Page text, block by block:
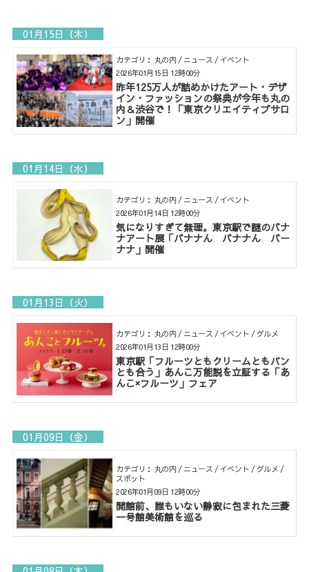
01月15日（木）
カテゴリ： 丸の内 / ニュース / イベント
昨年125万人が詰めかけたアート・デザ
イン・ファッションの祭典が今年も丸の
内＆渋谷で！「東京クリエイティブサロ
ン」開催
2026年01月15日 12時00分
01月14日（水）
カテゴリ： 丸の内 / ニュース / イベント
気になりすぎて無理。東京駅で謎のバナ
ナアート展「バナナん バナナん バー
ナナ」開催
2026年01月14日 12時00分
01月13日（火）
カテゴリ： 丸の内 / ニュース / イベント / グルメ
東京駅「フルーツともクリームともパン
とも合う」あんこ万能説を立証する「あ
んこ×フルーツ」フェア
2026年01月13日 12時00分
01月09日（金）
カテゴリ： 丸の内 / ニュース / イベント / グルメ /
スポット
開館前、誰もいない静寂に包まれた三菱
一号館美術館を巡る
2026年01月09日 12時00分